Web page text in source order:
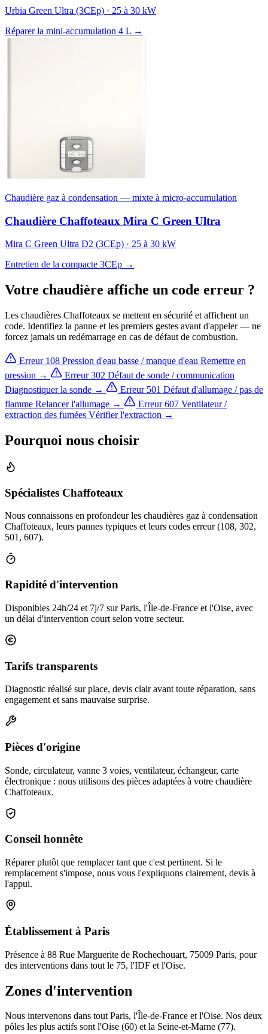
Urbia Green Ultra (3CEp) · 25 à 30 kW
Réparer la mini-accumulation 4 L →
Chaudière gaz à condensation — mixte à micro-accumulation
Chaudière Chaffoteaux Mira C Green Ultra
Mira C Green Ultra D2 (3CEp) · 25 à 30 kW
Entretien de la compacte 3CEp →
Votre chaudière affiche un code erreur ?
Les chaudières Chaffoteaux se mettent en sécurité et affichent un
code. Identifiez la panne et les premiers gestes avant d'appeler — ne
forcez jamais un redémarrage en cas de défaut de combustion.
Erreur 108 Pression d'eau basse / manque d'eau Remettre en
pression →
Erreur 302 Défaut de sonde / communication
Diagnostiquer la sonde →
Erreur 501 Défaut d'allumage / pas de
flamme Relancer l'allumage → Erreur 607 Ventilateur /
extraction des fumées Vérifier l'extraction →
Pourquoi nous choisir
Spécialistes Chaffoteaux
Nous connaissons en profondeur les chaudières gaz à condensation
Chaffoteaux, leurs pannes typiques et leurs codes erreur (108, 302,
501, 607).
Rapidité d'intervention
Disponibles 24h/24 et 7j/7 sur Paris, l'Île-de-France et l'Oise, avec
un délai d'intervention court selon votre secteur.
Tarifs transparents
Diagnostic réalisé sur place, devis clair avant toute réparation, sans
engagement et sans mauvaise surprise.
Pièces d'origine
Sonde, circulateur, vanne 3 voies, ventilateur, échangeur, carte
électronique : nous utilisons des pièces adaptées à votre chaudière
Chaffoteaux.
Conseil honnête
Réparer plutôt que remplacer tant que c'est pertinent. Si le
remplacement s'impose, nous vous l'expliquons clairement, devis à
l'appui.
Établissement à Paris
Présence à 88 Rue Marguerite de Rochechouart, 75009 Paris, pour
des interventions dans tout le 75, l'IDF et l'Oise.
Zones d'intervention
Nous intervenons dans tout Paris, l'Île-de-France et l'Oise. Nos deux
pôles les plus actifs sont l'Oise (60) et la Seine-et-Marne (77).